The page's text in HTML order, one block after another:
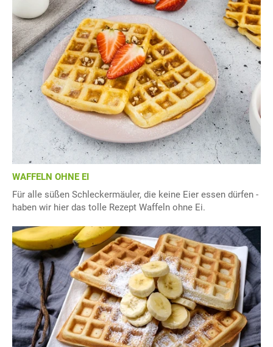
WAFFELN OHNE EI
Für alle süßen Schleckermäuler, die keine Eier essen dürfen -
haben wir hier das tolle Rezept Waffeln ohne Ei.